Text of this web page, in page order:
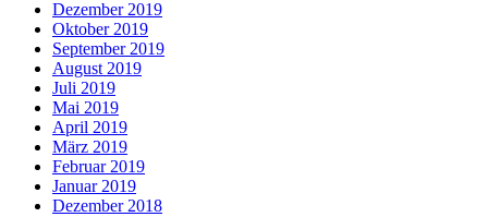
Dezember 2019
Oktober 2019
September 2019
August 2019
Juli 2019
Mai 2019
April 2019
März 2019
Februar 2019
Januar 2019
Dezember 2018